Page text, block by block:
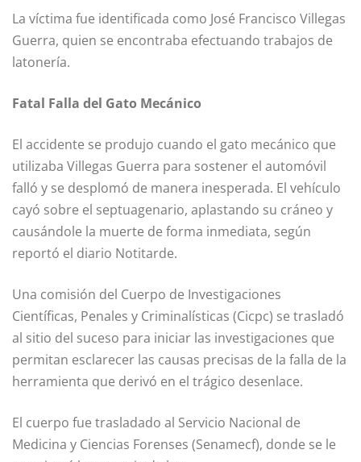
La víctima fue identificada como José Francisco Villegas
Guerra, quien se encontraba efectuando trabajos de
latonería.
Fatal Falla del Gato Mecánico
El accidente se produjo cuando el gato mecánico que
utilizaba Villegas Guerra para sostener el automóvil
falló y se desplomó de manera inesperada. El vehículo
cayó sobre el septuagenario, aplastando su cráneo y
causándole la muerte de forma inmediata, según
reportó el diario Notitarde.
Una comisión del Cuerpo de Investigaciones
Científicas, Penales y Criminalísticas (Cicpc) se trasladó
al sitio del suceso para iniciar las investigaciones que
permitan esclarecer las causas precisas de la falla de la
herramienta que derivó en el trágico desenlace.
El cuerpo fue trasladado al Servicio Nacional de
Medicina y Ciencias Forenses (Senamecf), donde se le